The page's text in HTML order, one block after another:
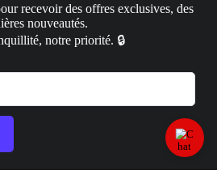
recevoir des offres exclusives, des
nouveautés.
notre priorité. 🔒